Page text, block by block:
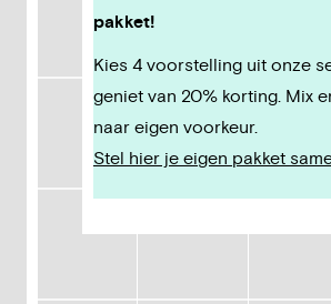
pakket!
Kies 4 voorstelling uit onze
geniet van 20% korting. Mix
naar eigen voorkeur.
Stel hier je eigen pakket